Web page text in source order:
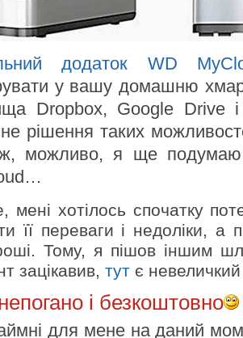
додаток WD
у вашу домашню
Dropbox, Google Drive
рішення таких
можливо, я ще
мені хотілось спочатку
її переваги і недоліки, а
Тому, я пішов іншим
зацікавив, тут є
і безкоштовно
для мене на даний